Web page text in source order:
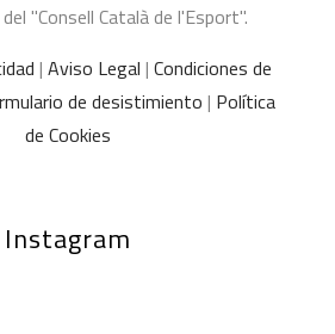
"Consell Català de l'Esport".
| Aviso Legal | Condiciones de
de desistimiento | Política
de Cookies
Instagram